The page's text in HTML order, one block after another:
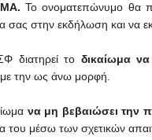
Το ονοματεπώνυμο θα
σας στην εκδήλωση και να
διατηρεί το δικαίωμα
την ως άνω μορφή.
να μη βεβαιώσει την
του μέσω των σχετικών